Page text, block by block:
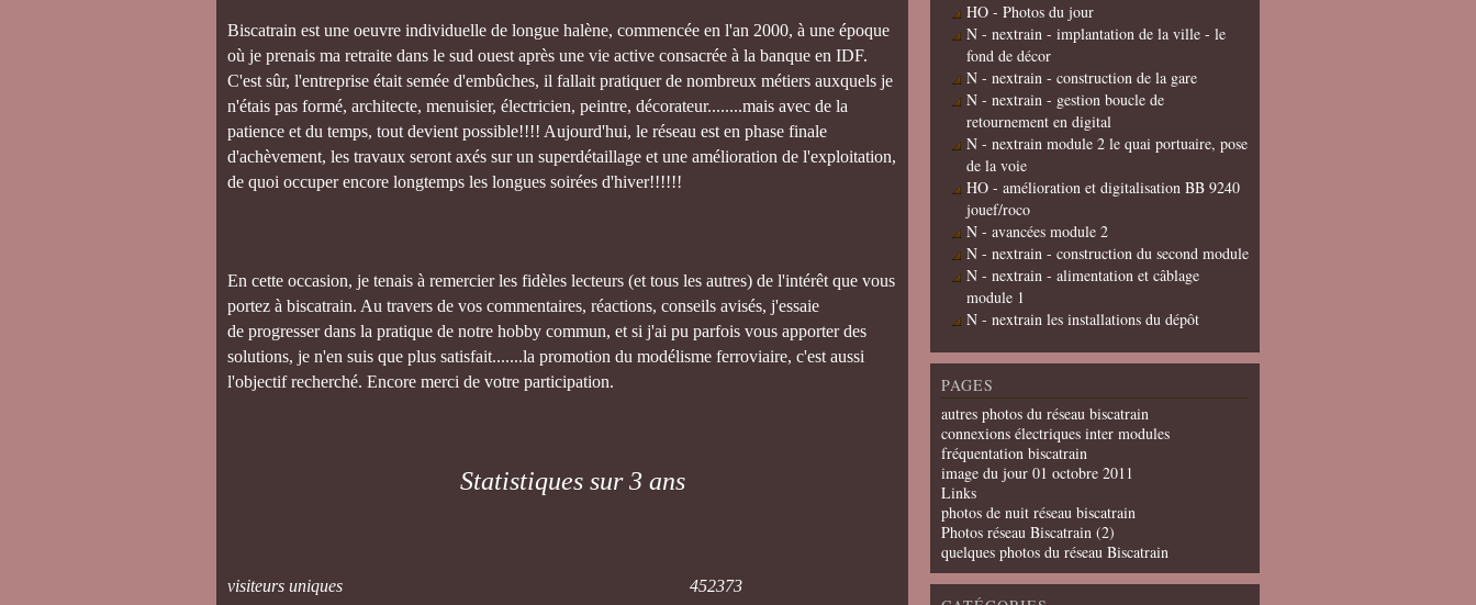
Biscatrain est une oeuvre individuelle de longue halène, commencée en l'an 2000, à une époque
où je prenais ma retraite dans le sud ouest après une vie active consacrée à la banque en IDF.
C'est sûr, l'entreprise était semée d'embûches, il fallait pratiquer de nombreux métiers auxquels je
n'étais pas formé, architecte, menuisier, électricien, peintre, décorateur........mais avec de la
patience et du temps, tout devient possible!!!! Aujourd'hui, le réseau est en phase finale
d'achèvement, les travaux seront axés sur un superdétaillage et une amélioration de l'exploitation,
de quoi occuper encore longtemps les longues soirées d'hiver!!!!!!
En cette occasion, je tenais à remercier les fidèles lecteurs (et tous les autres) de l'intérêt que vous
portez à biscatrain. Au travers de vos commentaires, réactions, conseils avisés, j'essaie
de progresser dans la pratique de notre hobby commun, et si j'ai pu parfois vous apporter des
solutions, je n'en suis que plus satisfait.......la promotion du modélisme ferroviaire, c'est aussi
l'objectif recherché. Encore merci de votre participation.
Statistiques sur 3 ans
visiteurs uniques 452373
HO - Photos du jour
N - nextrain - implantation de la ville - le
fond de décor
N - nextrain - construction de la gare
N - nextrain - gestion boucle de
retournement en digital
N - nextrain module 2 le quai portuaire, pose
de la voie
HO - amélioration et digitalisation BB 9240
jouef/roco
N - avancées module 2
N - nextrain - construction du second module
N - nextrain - alimentation et câblage
module 1
N - nextrain les installations du dépôt
PAGES
autres photos du réseau biscatrain
connexions électriques inter modules
fréquentation biscatrain
image du jour 01 octobre 2011
Links
photos de nuit réseau biscatrain
Photos réseau Biscatrain (2)
quelques photos du réseau Biscatrain